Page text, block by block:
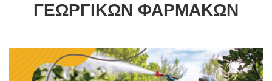
ΓΕΩΡΓΙΚΩΝ ΦΑΡΜΑΚΩΝ